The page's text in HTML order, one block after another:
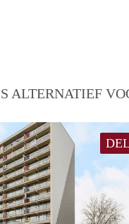
ALTERNATIEF